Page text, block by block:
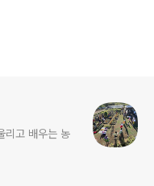
리고 배우는 농